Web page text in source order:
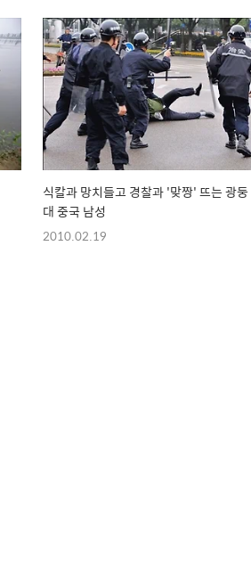
식칼과 망치들고 경찰과 '맞짱' 뜨는 광
대 중국 남성
2010.02.19